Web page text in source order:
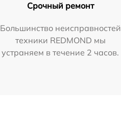
Срочный ремонт
Большинство неисправностей
техники REDMOND мы
устраняем в течение 2 часов.